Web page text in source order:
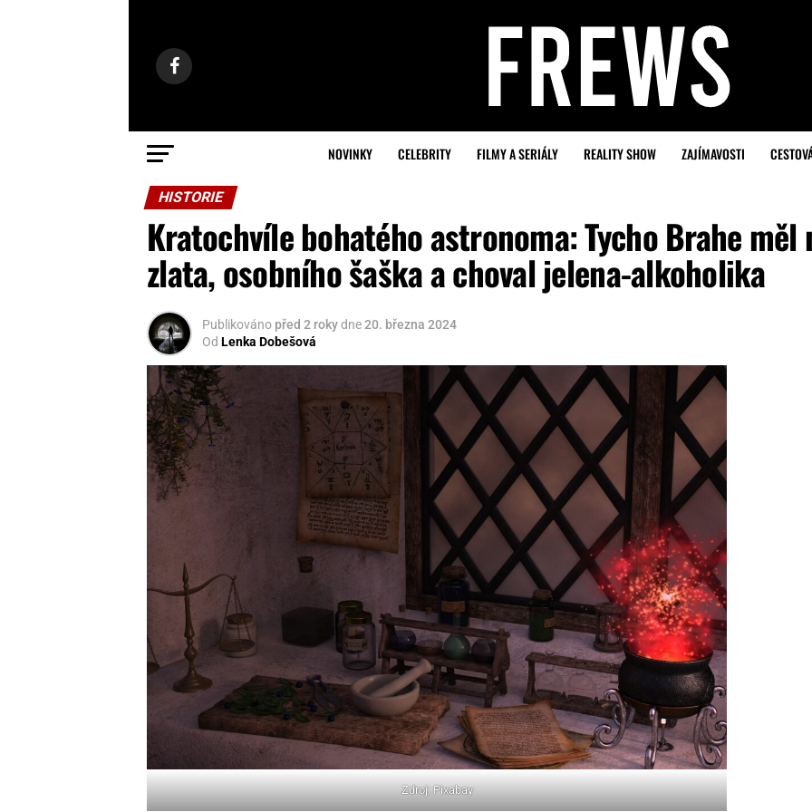
NOVINKY CELEBRITY FILMY A SERIÁLY REALITY SHOW ZAJÍMAVOSTI
HISTORIE
Kratochvíle bohatého astronoma: Tycho Brahe měl
zlata, osobního šaška a choval jelena-alkoholika
Publikováno před 2 rokydne20. března 2024
Od Lenka Dobešová
Zdroj: Pixabay